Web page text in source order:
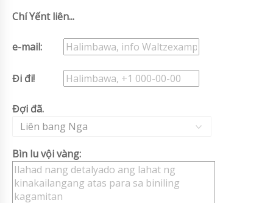
Chí Yếnt liên...
e-mail:
Đi đi!
Đợi đã.
Liên bang Nga
Bìn lu vội vàng: